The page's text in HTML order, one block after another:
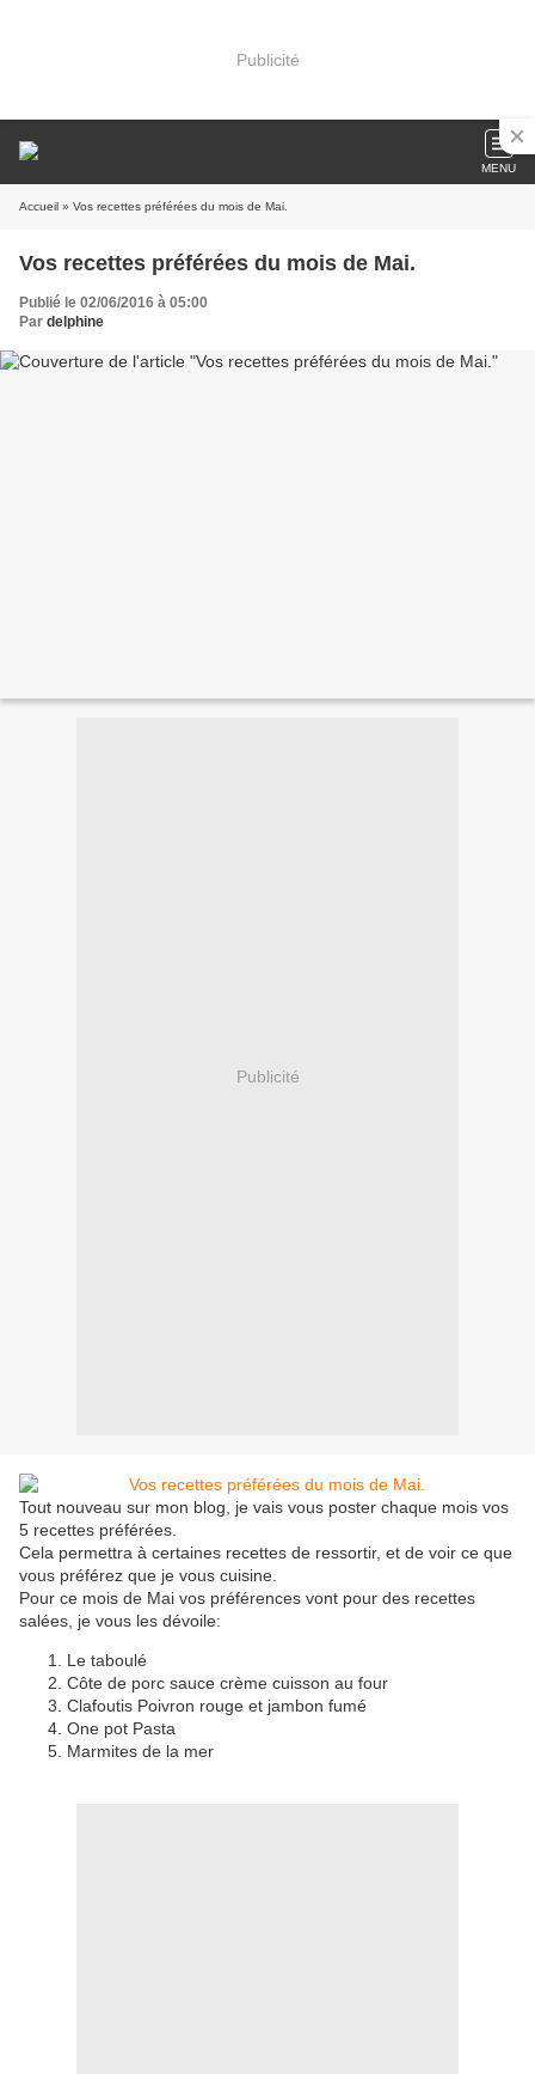
Publicité
MENU
Accueil » Vos recettes préférées du mois de Mai.
Vos recettes préférées du mois de Mai.
Publié le 02/06/2016 à 05:00
Par delphine
Publicité
Tout nouveau sur mon blog, je vais vous poster chaque mois vos
5 recettes préférées.
Cela permettra à certaines recettes de ressortir, et de voir ce que
vous préférez que je vous cuisine.
Pour ce mois de Mai vos préférences vont pour des recettes
salées, je vous les dévoile:
Le taboulé
Côte de porc sauce crème cuisson au four
Clafoutis Poivron rouge et jambon fumé
One pot Pasta
Marmites de la mer